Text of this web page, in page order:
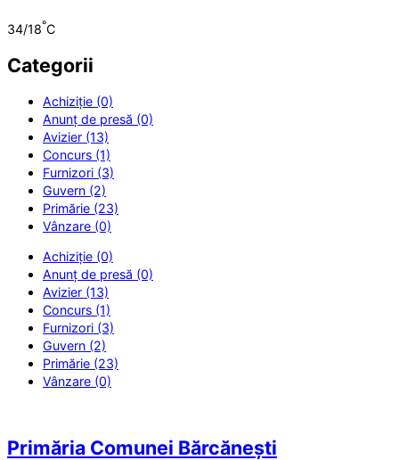
34/18°C
Categorii
Achiziție (0)
Anunț de presă (0)
Avizier (13)
Concurs (1)
Furnizori (3)
Guvern (2)
Primărie (23)
Vânzare (0)
Achiziție (0)
Anunț de presă (0)
Avizier (13)
Concurs (1)
Furnizori (3)
Guvern (2)
Primărie (23)
Vânzare (0)
Primăria Comunei Bărcănești